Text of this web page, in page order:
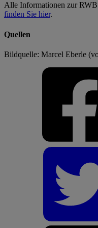
Alle Informationen zur
finden Sie hier.
Quellen
Bildquelle: Marcel Eberle